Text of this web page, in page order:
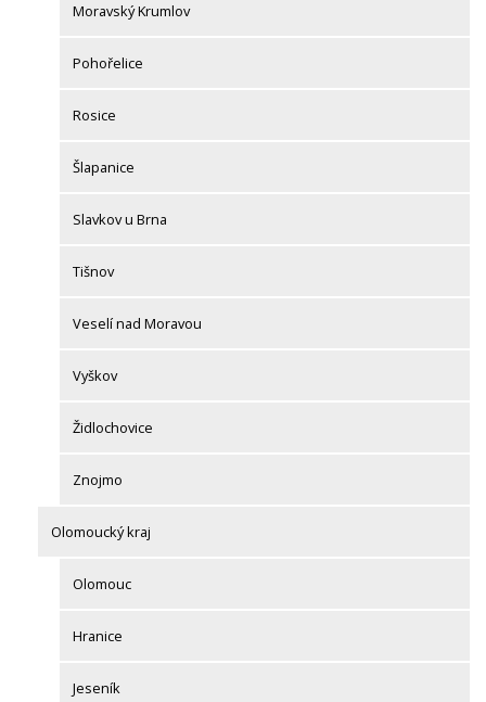
Moravský Krumlov
Pohořelice
Rosice
Šlapanice
Slavkov u Brna
Tišnov
Veselí nad Moravou
Vyškov
Židlochovice
Znojmo
Olomoucký kraj
Olomouc
Hranice
Jeseník